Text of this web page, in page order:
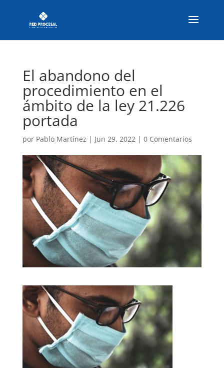
El abandono del
procedimiento en el
ámbito de la ley 21.226
portada
por Pablo Martínez | Jun 29, 2022| 0 Comentarios